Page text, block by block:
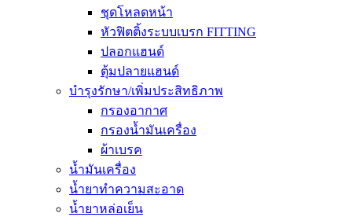
ชุดโหลดหน้า
หัวฟิตติ้งระบบเบรก FITTING
ปลอกแฮนด์
ตุ้มปลายแฮนด์
บำรุงรักษา/เพิ่มประสิทธิภาพ
กรองอากาศ
กรองน้ำมันเครื่อง
ผ้าเบรค
น้ำมันเครื่อง
น้ำยาทำความสะอาด
น้ำยาหล่อเย็น